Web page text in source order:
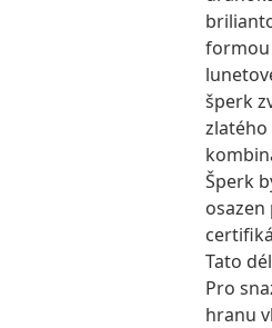
formou
šperk
zlatého
Šperk
Tato
Pro
hranu